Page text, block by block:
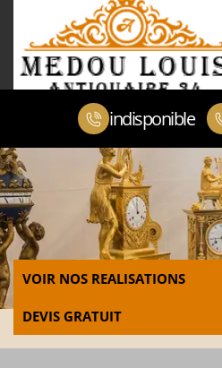
indisponible
VOIR NOS REALISATIONS
DEVIS GRATUIT